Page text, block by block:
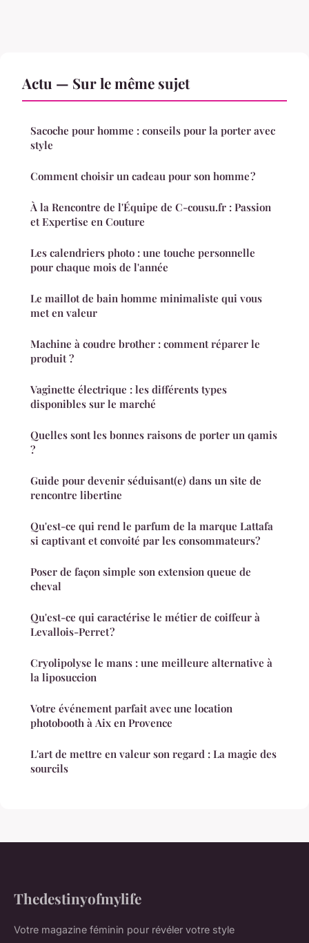
Actu — Sur le même sujet
Sacoche pour homme : conseils pour la porter avec
style
Comment choisir un cadeau pour son homme ?
À la Rencontre de l'Équipe de C-cousu.fr : Passion
et Expertise en Couture
Les calendriers photo : une touche personnelle
pour chaque mois de l'année
Le maillot de bain homme minimaliste qui vous
met en valeur
Machine à coudre brother : comment réparer le
produit ?
Vaginette électrique : les différents types
disponibles sur le marché
Quelles sont les bonnes raisons de porter un qamis
?
Guide pour devenir séduisant(e) dans un site de
rencontre libertine
Qu'est-ce qui rend le parfum de la marque Lattafa
si captivant et convoité par les consommateurs?
Poser de façon simple son extension queue de
cheval
Qu'est-ce qui caractérise le métier de coiffeur à
Levallois-Perret ?
Cryolipolyse le mans : une meilleure alternative à
la liposuccion
Votre événement parfait avec une location
photobooth à Aix en Provence
L'art de mettre en valeur son regard : La magie des
sourcils
Thedestinyofmylife
Votre magazine féminin pour révéler votre style